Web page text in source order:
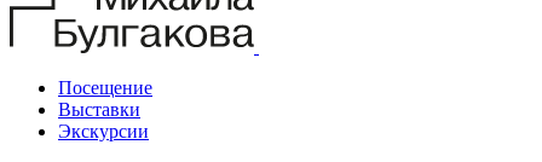
Посещение
Выставки
Экскурсии